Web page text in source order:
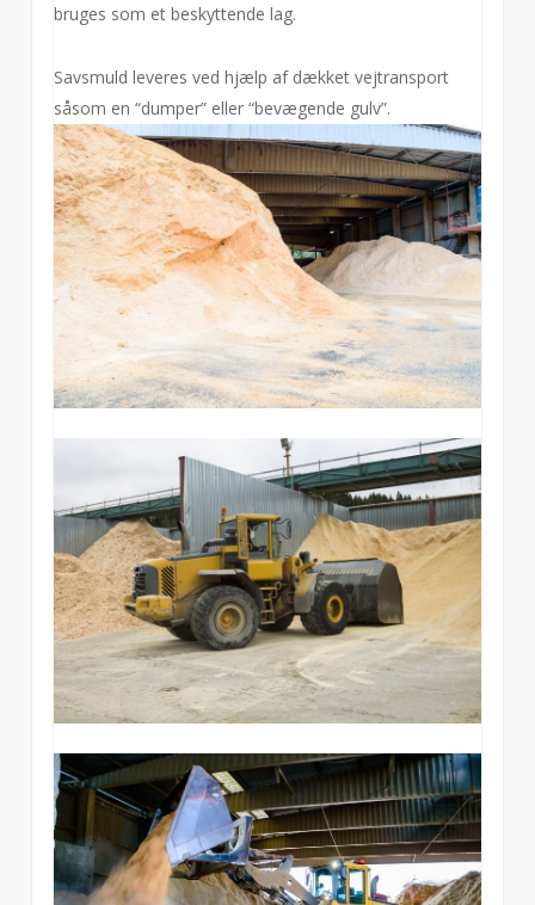
bruges som et beskyttende lag.
Savsmuld leveres ved hjælp af dækket vejtransport
såsom en “dumper” eller “bevægende gulv”.